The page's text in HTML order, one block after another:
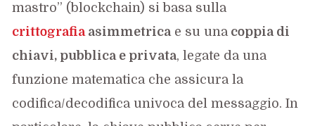
mastro” (blockchain) si basa sulla
crittografiaasimmetricae su unacoppia di
chiavi, pubblica e privata, legate da una
funzione matematica che assicura la
codifica/decodifica univoca del messaggio. In